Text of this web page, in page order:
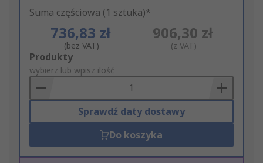
Suma częściowa (1 sztuka)*
736,83 zł
(bez VAT)
906,30 zł
(z VAT)
Add
to
Basket
Produkty
wybierz lub wpisz ilość
Sprawdź daty dostawy
Do koszyka